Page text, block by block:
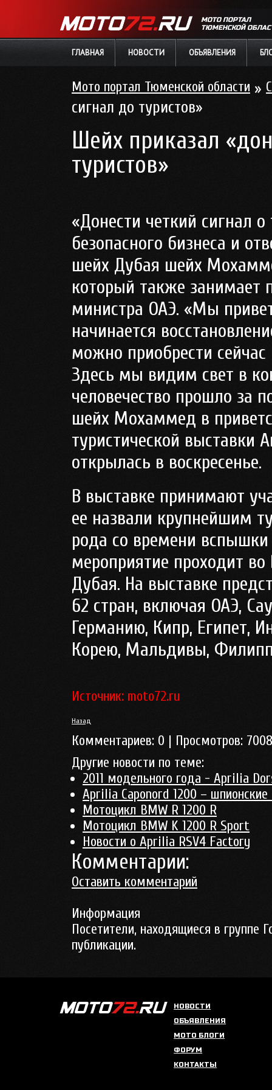
МОТО ПОРТАЛ
ТЮМЕНСКОЙ
ГЛАВНАЯ НОВОСТИ ОБЪЯВЛЕНИЯ
Мото портал Тюменской области »
сигнал до туристов»
Шейх приказал
туристов»
«Донести четкий сигнал
безопасного бизнеса и
шейх Дубая шейх
который также занимает
министра ОАЭ. «Мы
начинается
можно приобрести сейчас
Здесь мы видим свет в
человечество прошло за
шейх Мохаммед в
туристической выставки
открылась в воскресенье.
В выставке принимают
ее назвали крупнейшим
рода со времени вспышки
мероприятие проходит
Дубая. На выставке
62 стран, включая ОАЭ,
Германию, Кипр, Египет,
Корею, Мальдивы,
Источник: moto72.ru
Назад
Комментариев: 0 | Просмотров: 7008
Другие новости по теме:
2011 модельного года - Aprilia
Aprilia Caponord 1200 –
Мотоцикл BMW R 1200 R
Мотоцикл BMW K 1200 R Sport
Новости о Aprilia RSV4 Factory
Комментарии:
Оставить комментарий
Информация
Посетители, находящиеся в группе
публикации.
НОВОСТИ
ОБЪЯВЛЕНИЯ
МОТО БЛОГИ
ФОРУМ
КОНТАКТЫ